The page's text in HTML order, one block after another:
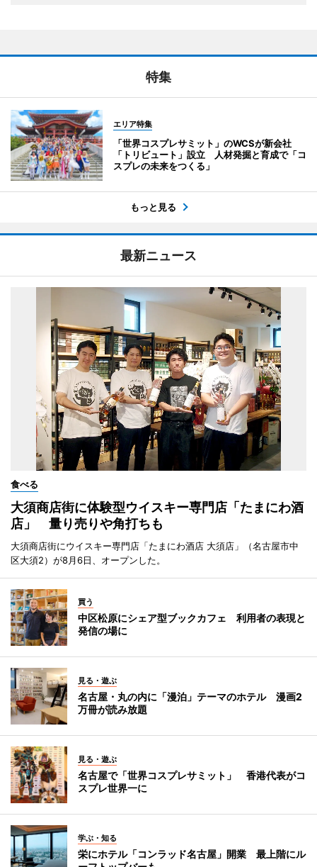
特集
エリア特集
「世界コスプレサミット」のWCSが新会社
「トリビュート」設立 人材発掘と育成で「コ
スプレの未来をつくる」
もっと見る
最新ニュース
食べる
大須商店街に体験型ウイスキー専門店「たまにわ酒
店」 量り売りや角打ちも
大須商店街にウイスキー専門店「たまにわ酒店 大須店」（名古屋市中
区大須2）が8月6日、オープンした。
買う
中区松原にシェア型ブックカフェ 利用者の表現と
発信の場に
見る・遊ぶ
名古屋・丸の内に「漫泊」テーマのホテル 漫画2
万冊が読み放題
見る・遊ぶ
名古屋で「世界コスプレサミット」 香港代表がコ
スプレ世界一に
学ぶ・知る
栄にホテル「コンラッド名古屋」開業 最上階にル